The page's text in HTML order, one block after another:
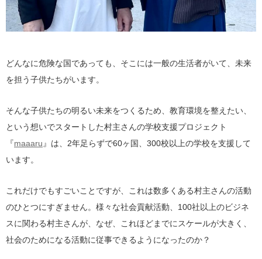
どんなに危険な国であっても、そこには一般の生活者がいて、未来
を担う子供たちがいます。
そんな子供たちの明るい未来をつくるため、教育環境を整えたい、
という想いでスタートした村主さんの学校支援プロジェクト
『maaaru 』は、2年足らずで60ヶ国、300校以上の学校を支援して
います。
これだけでもすごいことですが、これは数多くある村主さんの活動
のひとつにすぎません。様々な社会貢献活動、100社以上のビジネ
スに関わる村主さんが、なぜ、これほどまでにスケールが大きく、
社会のためになる活動に従事できるようになったのか？